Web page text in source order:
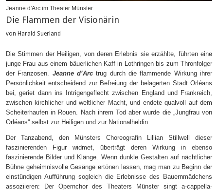
Jeanne d'Arc im Theater Münster
Die Flammen der Visionärin
von Harald Suerland
Die Stimmen der Heiligen, von deren Erlebnis sie erzählte, führten eine
junge Frau aus einem bäuerlichen Kaff in Lothringen bis zum Thronfolger
der Franzosen. Jeanne d’Arc trug durch die flammende Wirkung ihrer
Persönlichkeit entscheidend zur Befreiung der belagerten Stadt Orléans
bei, geriet dann ins Intrigengeflecht zwischen England und Frankreich,
zwischen kirchlicher und weltlicher Macht, und endete qualvoll auf dem
Scheiterhaufen in Rouen. Nach ihrem Tod aber wurde die „Jungfrau von
Orléans“ selbst zur Heiligen und zur Nationalheldin.
Der Tanzabend, den Münsters Choreografin Lillian Stillwell dieser
faszinierenden Figur widmet, überträgt deren Wirkung in ebenso
faszinierende Bilder und Klänge. Wenn dunkle Gestalten auf nächtlicher
Bühne geheimnisvolle Gesänge ertönen lassen, mag man zu Beginn der
einstündigen Aufführung sogleich die Erlebnisse des Bauernmädchens
assoziieren: Der Opernchor des Theaters Münster singt a-cappella-